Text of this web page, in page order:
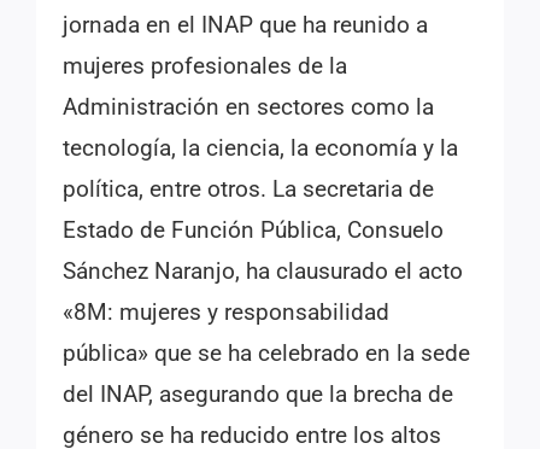
jornada en el INAP que ha reunido a
mujeres profesionales de la
Administración en sectores como la
tecnología, la ciencia, la economía y la
política, entre otros. La secretaria de
Estado de Función Pública, Consuelo
Sánchez Naranjo, ha clausurado el acto
«8M: mujeres y responsabilidad
pública» que se ha celebrado en la sede
del INAP, asegurando que la brecha de
género se ha reducido entre los altos